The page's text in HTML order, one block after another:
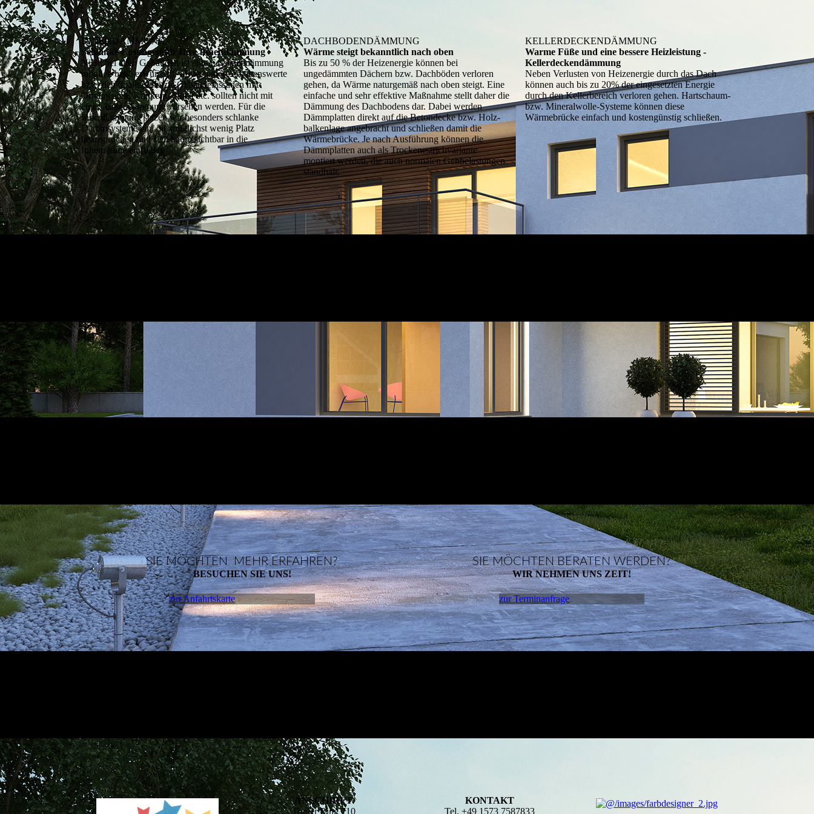
INNENDÄMMUNG
Schlanke Lösungen für Ihre Innendämmung
Nicht bei allen Gebäuden ist eine Fassadendämmung
möglich bzw. erwünscht. Insbesondere erhaltenswerte
bzw. denkmal­geschützte Gebäudefassaden mit
Ornamenten, Klinkern, Stuck etc. sollten nicht mit
einer Außendämmung versehen wer­den. Für die
Innendämmung setzen wir besonders schlan­ke
Dämmsysteme ein, die möglichst wenig Platz
beanspruchen und sich kaum sichtbar in die
Innenräume einfügen.
DACHBODENDÄMMUNG
Wärme steigt bekanntlich nach oben
Bis zu 50 % der Heizenergie können bei
ungedämmten Dä­chern bzw. Dachböden verloren
gehen, da Wärme natur­ge­mäß nach oben steigt. Eine
einfache und sehr effektive Maß­nahme stellt daher die
Dämmung des Dachbodens dar. Dabei werden
Dämmplatten direkt auf die Betondecke bzw. Holz­
balkenlage angebracht und schließen damit die
Wärme­brücke. Je nach Ausführung können die
Dämmplatten auch als Trocken­estrichvariante
montiert werden, die auch normalen Gehbelastungen
standhält.
KELLERDECKENDÄMMUNG
Warme Füße und eine bessere Heizleistung -
Kellerdeckendämmung
Neben Verlusten von Heizenergie durch das Dach
können auch bis zu 20% der eingesetzten Energie
durch den Keller­bereich verloren gehen. Hartschaum-
bzw. Mineral­wolle-Systeme können diese
Wärmebrücke einfach und kosten­günstig schließen.
SIE MÖCHTEN MEHR ERFAHREN?
BESUCHEN SIE UNS!
zur Anfahrtskarte
SIE MÖCHTEN BERATEN WERDEN?
WIR NEHMEN UNS ZEIT!
zur Terminanfrage
ANSCHIRFT
Tiroler Ring 710
KONTAKT
Tel. +49 1573 7587833